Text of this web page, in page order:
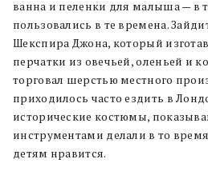
ванна и пеленки для малыша — в
пользовались в те времена.
Шекспира Джона, который
перчатки из овечьей, оленьей и
торговал шерстью местного
приходилось часто ездить в
исторические костюмы,
инструментами делали в то
детям нравится.